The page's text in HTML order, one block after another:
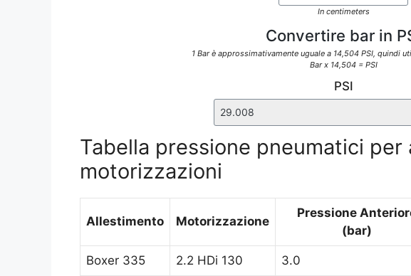
In centimeters
Convertire bar in
1 Bar è approssimativamente uguale a 14,504 PSI, quindi
Bar x 14,504 = PSI
PSI
Tabella pressione pneumatici per
motorizzazioni
Allestimento Motorizzazione
Pressione
(bar)
Boxer 335 2.2 HDi 130 3.0